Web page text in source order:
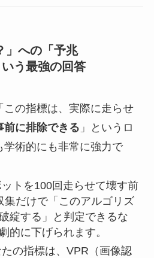
」への「予兆
う最強の回答
この指標は、実際に走らせ
前に排除できる 」というロ
学術的にも非常に強力で
ットを100回走らせて壊す前
集だけで「このアルゴリズ
綻する」と判定できるな
的に下げられます。
の指標は、VPR（画像認